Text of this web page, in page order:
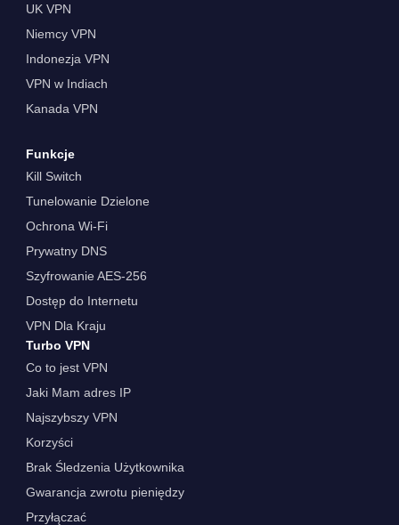
UK VPN
Niemcy VPN
Indonezja VPN
VPN w Indiach
Kanada VPN
Funkcje
Kill Switch
Tunelowanie Dzielone
Ochrona Wi-Fi
Prywatny DNS
Szyfrowanie AES-256
Dostęp do Internetu
VPN Dla Kraju
Turbo VPN
Co to jest VPN
Jaki Mam adres IP
Najszybszy VPN
Korzyści
Brak Śledzenia Użytkownika
Gwarancja zwrotu pieniędzy
Przyłączać